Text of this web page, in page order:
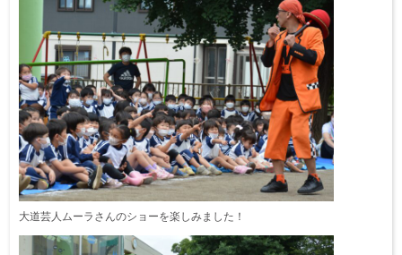
大道芸人ムーラさんのショーを楽しみました！